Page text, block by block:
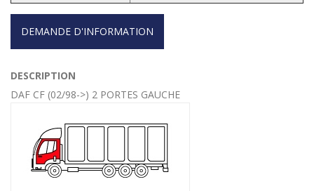
DEMANDE D'INFORMATION
DESCRIPTION
DAF CF (02/98->) 2 PORTES GAUCHE